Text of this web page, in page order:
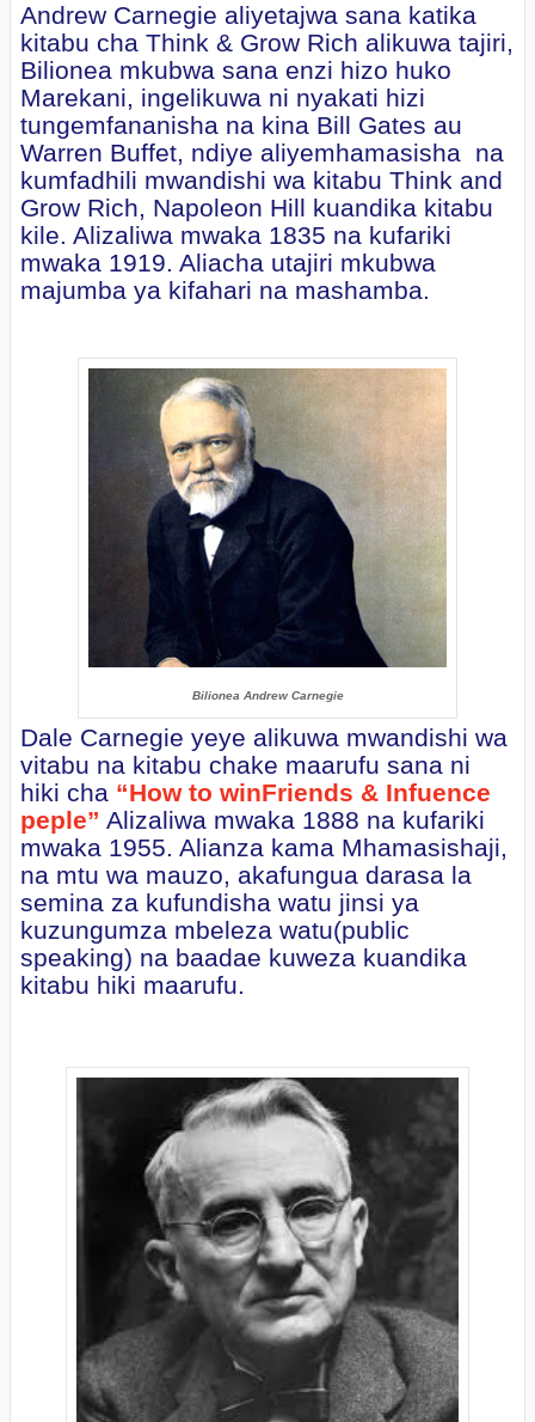
Andrew Carnegie aliyetajwa sana katika
kitabu cha Think & Grow Rich alikuwa tajiri,
Bilionea mkubwa sana enzi hizo huko
Marekani, ingelikuwa ni nyakati hizi
tungemfananisha na kina Bill Gates au
Warren Buffet, ndiye aliyemhamasisha na
kumfadhili mwandishi wa kitabu Think and
Grow Rich, Napoleon Hill kuandika kitabu
kile. Alizaliwa mwaka 1835 na kufariki
mwaka 1919. Aliacha utajiri mkubwa
majumba ya kifahari na mashamba.
Bilionea Andrew Carnegie
Dale Carnegie yeye alikuwa mwandishi wa
vitabu na kitabu chake maarufu sana ni
hiki cha “How to winFriends & Infuence
peple” Alizaliwa mwaka 1888 na kufariki
mwaka 1955. Alianza kama Mhamasishaji,
na mtu wa mauzo, akafungua darasa la
semina za kufundisha watu jinsi ya
kuzungumza mbeleza watu(public
speaking) na baadae kuweza kuandika
kitabu hiki maarufu.